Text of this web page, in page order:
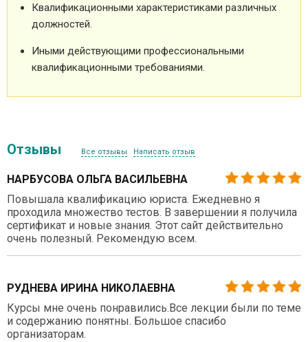
Квалификационными характеристиками различных
должностей.
Иными действующими профессиональными
квалификационными требованиями.
Отзывы Все отзывы Написать отзыв
НАРБУСОВА ОЛЬГА ВАСИЛЬЕВНА
Повышала квалификацию юриста. Ежедневно я
проходила множество тестов. В завершении я получила
сертификат и новые знания. Этот сайт действительно
очень полезный. Рекомендую всем.
РУДНЕВА ИРИНА НИКОЛАЕВНА
Курсы мне очень понравились.Все лекции были по теме
и содержанию понятны. Большое спасибо
организаторам.